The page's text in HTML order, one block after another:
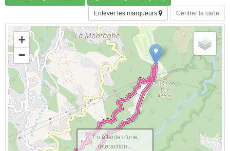
Centrer la carte
Enlever les marqueurs
+
−
En attente d'une
interaction...